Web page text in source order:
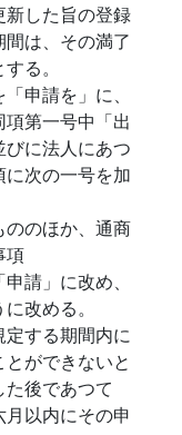
した旨の登録
は、その満了
る。
申請を」に、
項第一号中「出
に法人にあつ
次の一号を加
のほか、通商
項
請」に改め、
改める。
する期間内に
ができないと
後であつて
以内にその申